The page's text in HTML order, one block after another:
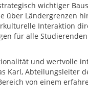
wichtiger
Ländergrenzen
Interaktion
für alle
und wertvolle
Abteilungsleiter
von einem